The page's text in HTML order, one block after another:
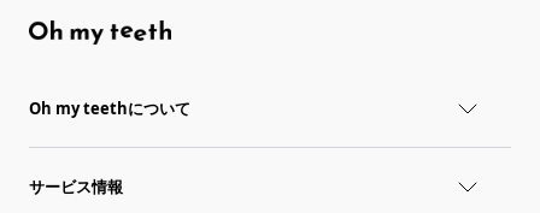
Oh my teethについて
サービス情報